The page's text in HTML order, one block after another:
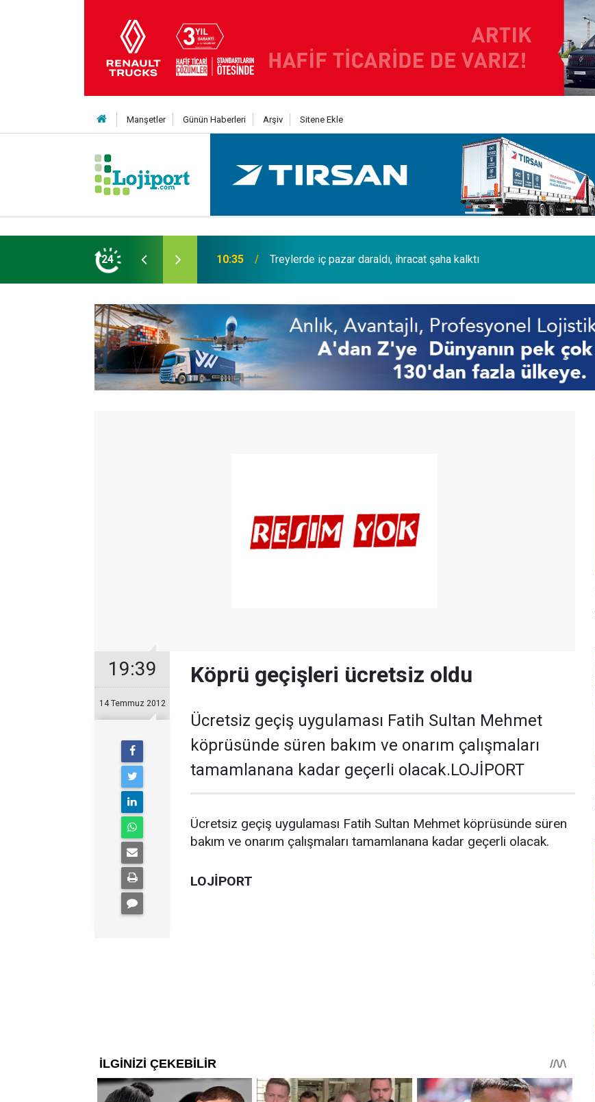
Manşetler Günün Haberleri Arşiv Sitene Ekle
24 09:47 Her biri 120 tonluk 3 Boeing 777, kamyonlarla 1250 km taşındı
19:39
14 Temmuz 2012
Köprü geçişleri ücretsiz oldu
Ücretsiz geçiş uygulaması Fatih Sultan Mehmet
köprüsünde süren bakım ve onarım çalışmaları
tamamlanana kadar geçerli olacak.LOJİPORT
Ücretsiz geçiş uygulaması Fatih Sultan Mehmet köprüsünde süren
bakım ve onarım çalışmaları tamamlanana kadar geçerli olacak.
LOJİPORT